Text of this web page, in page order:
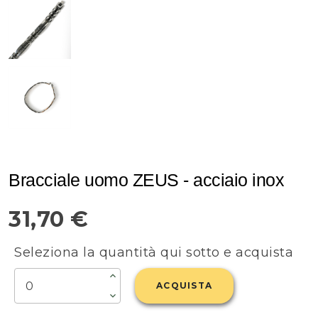
Bracciale uomo ZEUS - acciaio inox
31,70 €
Seleziona la quantità qui sotto e acquista
ACQUISTA